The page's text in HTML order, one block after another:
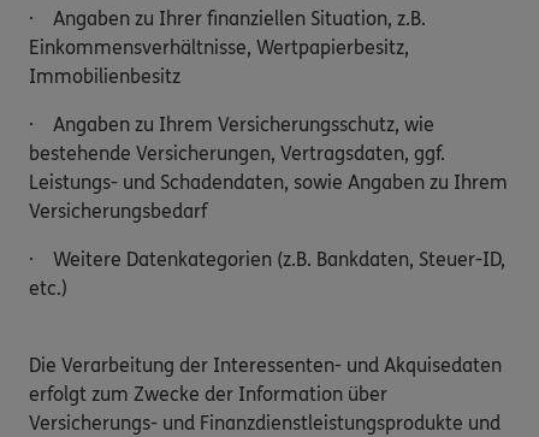
· Angaben zu Ihrer finanziellen Situation, z.B.
Einkommensverhältnisse, Wertpapierbesitz,
Immobilienbesitz
· Angaben zu Ihrem Versicherungsschutz, wie
bestehende Versicherungen, Vertragsdaten, ggf.
Leistungs- und Schadendaten, sowie Angaben zu Ihrem
Versicherungsbedarf
· Weitere Datenkategorien (z.B. Bankdaten, Steuer-ID,
etc.)
Die Verarbeitung der Interessenten- und Akquisedaten
erfolgt zum Zwecke der Information über
Versicherungs- und Finanzdienstleistungsprodukte und